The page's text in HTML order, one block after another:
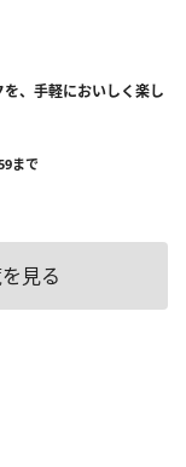
、手軽においしく楽し
まで
見る